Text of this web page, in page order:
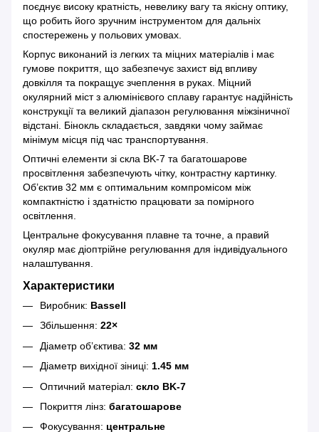
поєднує високу кратність, невелику вагу та якісну оптику,
що робить його зручним інструментом для дальніх
спостережень у польових умовах.
Корпус виконаний із легких та міцних матеріалів і має
гумове покриття, що забезпечує захист від впливу
довкілля та покращує зчеплення в руках. Міцний
окулярний міст з алюмінієвого сплаву гарантує надійність
конструкції та великий діапазон регулювання міжзіничної
відстані. Бінокль складається, завдяки чому займає
мінімум місця під час транспортування.
Оптичні елементи зі скла BK-7 та багатошарове
просвітлення забезпечують чітку, контрастну картинку.
Об’єктив 32 мм є оптимальним компромісом між
компактністю і здатністю працювати за помірного
освітлення.
Центральне фокусування плавне та точне, а правий
окуляр має діоптрійне регулювання для індивідуального
налаштування.
Характеристики
Виробник: Bassell
Збільшення: 22×
Діаметр об’єктива: 32 мм
Діаметр вихідної зіниці: 1.45 мм
Оптичний матеріал: скло BK-7
Покриття лінз: багатошарове
Фокусування: центральне